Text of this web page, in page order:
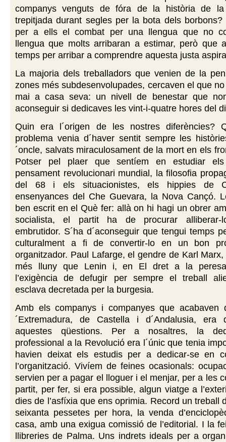
companys venguts de fóra de la història de
trepitjada durant segles per la bota dels
per a ells el combat per una llengua que no
llengua que molts arribaran a estimar, però que
temps per arribar a comprendre aquesta justa
La majoria dels treballadors que venien de la
zones més subdesenvolupades, cercaven el que
mai a casa seva: un nivell de benestar que
aconseguir si dedicaves les vint-i-quatre hores del
Quin era l´origen de les nostres diferències?
problema venia d´haver sentit sempre les
´oncle, salvats miraculosament de la mort en els
Potser pel plaer que sentíem en estudiar
pensament revolucionari mundial, la filosofia
del 68 i els situacionistes, els hippies de
ensenyances del Che Guevara, la Nova Cançó.
ben escrit en el Què fer: allà on hi hagi un obrer
socialista, el partit ha de procurar alliberar-
embrutidor. S´ha d´aconseguir que tengui temps
culturalment a fi de convertir-lo en un bon
organitzador. Paul Lafarge, el gendre de Karl
més lluny que Lenin i, en El dret a la
l’exigència de defugir per sempre el treball
esclava decretada per la burgesia.
Amb els companys i companyes que acabaven
´Extremadura, de Castella i d´Andalusia, era
aquestes qüestions. Per a nosaltres, la
professional a la Revolució era l´únic que tenia
havien deixat els estudis per a dedicar-se en
l’organització. Vivíem de feines ocasionals:
servien per a pagar el lloguer i el menjar, per a les
partit, per fer, si era possible, algun viatge a
dies de l’asfíxia que ens oprimia. Record un treball
seixanta pessetes per hora, la venda
casa, amb una exigua comissió de l’editorial. I la
llibreries de Palma. Uns indrets ideals per a